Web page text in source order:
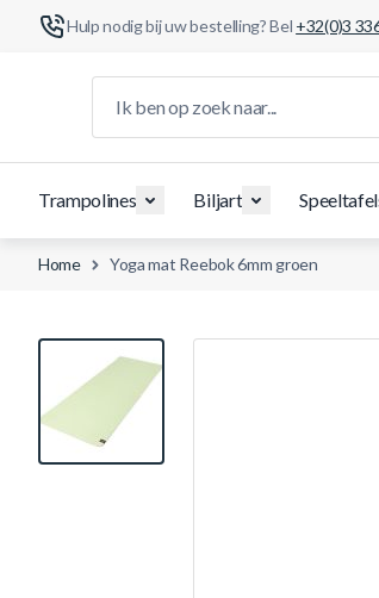
Hulp nodig bij uw bestelling? Bel +32(0)3
Trampolines Biljart
Home Yoga mat Reebok 6mm groen
View larger image